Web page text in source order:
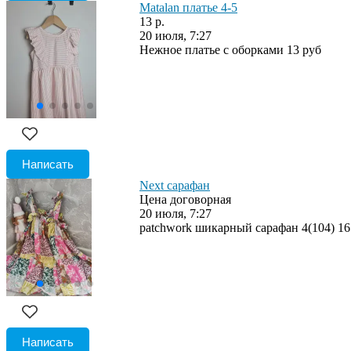
Matalan платье 4-5
13 р.
20 июля, 7:27
Нежное платье с оборками 13 руб
Написать
Next сарафан
Цена договорная
20 июля, 7:27
patchwork шикарный сарафан 4(104)
Написать